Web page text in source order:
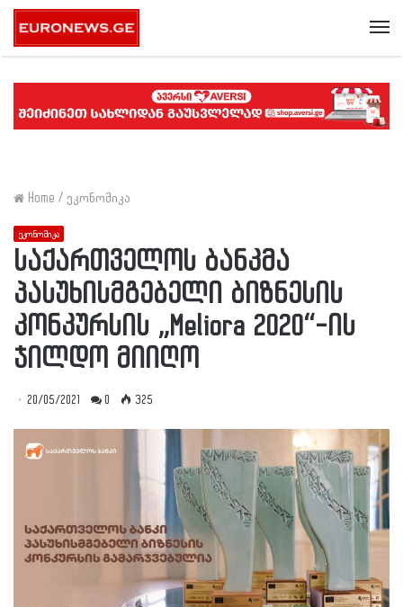
Home / ეკონომიკა
ეკონომიკა
საქართველოს ბანკმა
პასუხისმგებელი ბიზნესის
კონკურსის „Meliora 2020“-ის
ჯილდო მიიღო
20/05/2021 0 325